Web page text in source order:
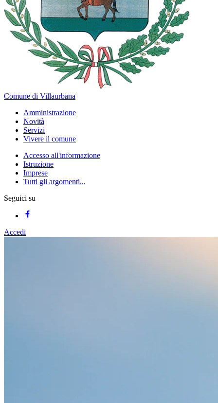
Comune di Villaurbana
Amministrazione
Novità
Servizi
Vivere il comune
Accesso all'informazione
Istruzione
Imprese
Tutti gli argomenti...
Seguici su
Accedi